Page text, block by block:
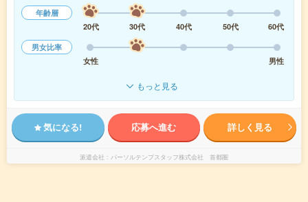
年齢層
20代
30代 40代 50代
60代
男女比率
女性
男性
もっと見る
気になる! 応募へ進む 詳しく見る
派遣会社 パーソルテンプスタッフ株式会社 首都圏